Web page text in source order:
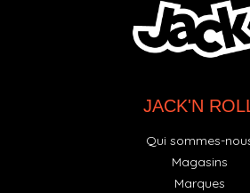
JACK'N
Qui sommes-
Magasins
Marques